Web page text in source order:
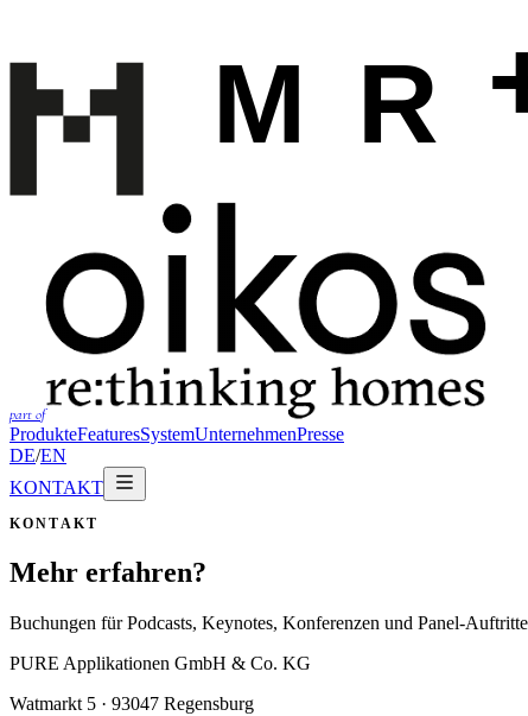
part of
ProdukteFeaturesSystemUnternehmenPresse
DE/EN
KONTAKT
KONTAKT
Mehr erfahren?
Buchungen für Podcasts, Keynotes, Konferenzen und Panel-
PURE Applikationen GmbH & Co. KG
Watmarkt 5 · 93047 Regensburg